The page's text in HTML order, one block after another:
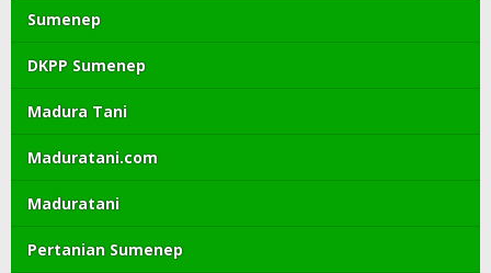
Sumenep
DKPP Sumenep
Madura Tani
Maduratani.com
Maduratani
Pertanian Sumenep